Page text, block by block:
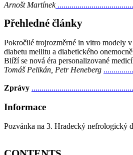
Arnošt Martínek
Přehledné články
Pokročilé trojrozměrné in vitro modely
diabetu mellitu a diabetického
Blíží se nová éra personalizované
Tomáš Pelikán, Petr Heneberg
Zprávy
Informace
Pozvánka na 3. Hradecký nefrologický